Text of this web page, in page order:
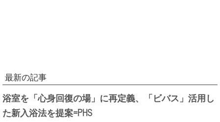
最新の記事
浴室を「心身回復の場」に再定義、「ビバス」活用し
た新入浴法を提案=PHS